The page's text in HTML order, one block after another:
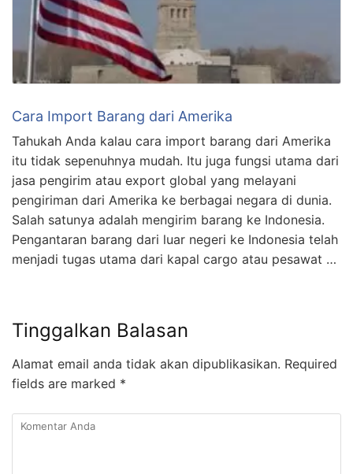
Cara Import Barang dari Amerika
Tahukah Anda kalau cara import barang dari Amerika
itu tidak sepenuhnya mudah. Itu juga fungsi utama dari
jasa pengirim atau export global yang melayani
pengiriman dari Amerika ke berbagai negara di dunia.
Salah satunya adalah mengirim barang ke Indonesia.
Pengantaran barang dari luar negeri ke Indonesia telah
menjadi tugas utama dari kapal cargo atau pesawat …
Tinggalkan Balasan
Alamat email anda tidak akan dipublikasikan. Required
fields are marked *